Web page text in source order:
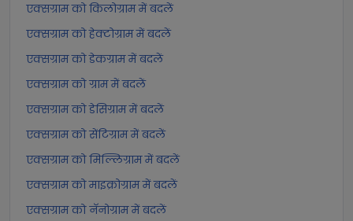
एक्सग्राम को किलोग्राम में बदलें
एक्सग्राम को हेक्टोग्राम में बदलें
एक्सग्राम को डेकग्राम में बदलें
एक्सग्राम को ग्राम में बदलें
एक्सग्राम को डेसिग्राम में बदलें
एक्सग्राम को सेंटिग्राम में बदलें
एक्सग्राम को मिल्लिग्राम में बदलें
एक्सग्राम को माइक्रोग्राम में बदलें
एक्सग्राम को नॅनोग्राम में बदलें